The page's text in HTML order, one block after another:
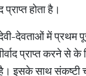
होता है।
देवताओं में प्रथम
प्राप्त करने से के
है। इसके साथ संकष्टी